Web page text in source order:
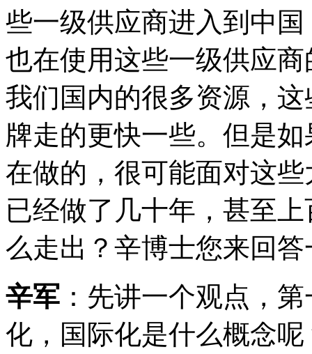
些一级供应商进入到中
也在使用这些一级供应
我们国内的很多资源，
牌走的更快一些。但是
在做的，很可能面对这
已经做了几十年，甚至
么走出？辛博士您来回
辛军 ：先讲一个观点，
化，国际化是什么概念